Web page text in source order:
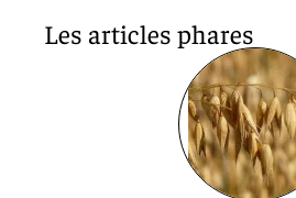
Les articles phares